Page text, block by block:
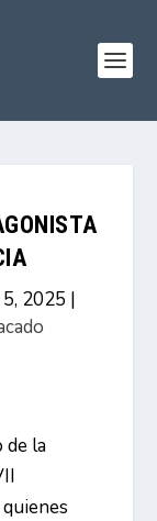
2025 |
de la